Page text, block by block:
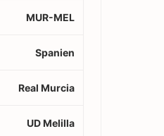
MUR-MEL
Spanien
Real Murcia
UD Melilla